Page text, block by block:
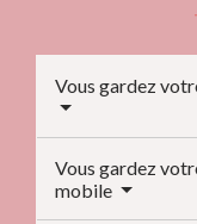
Vous gardez
Vous gardez
mobile